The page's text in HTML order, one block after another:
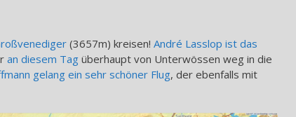
(3657m) kreisen! André Lasslop ist das
an diesem Tag überhaupt von Unterwössen weg in die
gelang ein sehr schöner Flug, der ebenfalls mit